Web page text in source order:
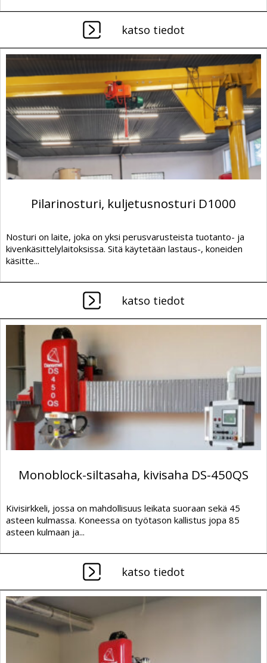
katso tiedot
Pilarinosturi, kuljetusnosturi D1000
Nosturi on laite, joka on yksi perusvarusteista tuotanto- ja
kivenkäsittelylaitoksissa. Sitä käytetään lastaus-, koneiden
käsitte...
katso tiedot
Monoblock-siltasaha, kivisaha DS-450QS
Kivisirkkeli, jossa on mahdollisuus leikata suoraan sekä 45
asteen kulmassa. Koneessa on työtason kallistus jopa 85
asteen kulmaan ja...
katso tiedot